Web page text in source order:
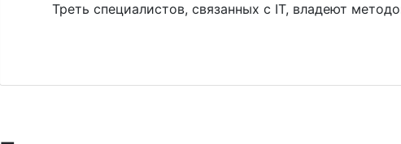
Треть специалистов, связанных с IT, владеют